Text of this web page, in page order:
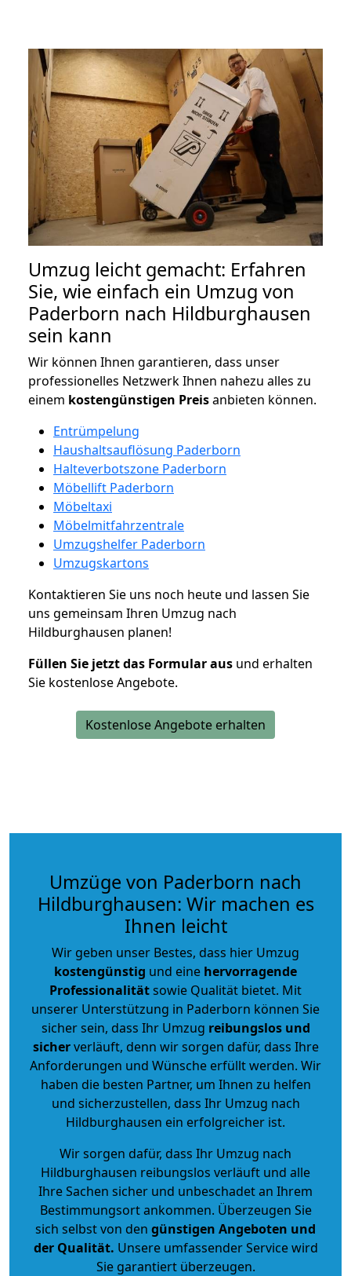
Umzug leicht gemacht: Erfahren
Sie, wie einfach ein Umzug von
Paderborn nach Hildburghausen
sein kann
Wir können Ihnen garantieren, dass unser
professionelles Netzwerk Ihnen nahezu alles zu
einem kostengünstigen Preisanbieten können.
Entrümpelung
Haushaltsauflösung Paderborn
Halteverbotszone Paderborn
Möbellift Paderborn
Möbeltaxi
Möbelmitfahrzentrale
Umzugshelfer Paderborn
Umzugskartons
Kontaktieren Sie uns noch heute und lassen Sie
uns gemeinsam Ihren Umzug nach
Hildburghausen planen!
Füllen Sie jetzt das Formular aus und erhalten
Sie kostenlose Angebote.
Kostenlose Angebote erhalten
Umzüge von Paderborn nach
Hildburghausen: Wir machen es
Ihnen leicht
Wir geben unser Bestes, dass hier Umzug
kostengünstig und eine hervorragende
Professionalitätsowie Qualität bietet. Mit
unserer Unterstützung in Paderborn können Sie
sicher sein, dass Ihr Umzug reibungslos und
sicherverläuft, denn wir sorgen dafür, dass Ihre
Anforderungen und Wünsche erfüllt werden. Wir
haben die besten Partner, um Ihnen zu helfen
und sicherzustellen, dass Ihr Umzug nach
Hildburghausen ein erfolgreicher ist.
Wir sorgen dafür, dass Ihr Umzug nach
Hildburghausen reibungslos verläuft und alle
Ihre Sachen sicher und unbeschadet an Ihrem
Bestimmungsort ankommen. Überzeugen Sie
sich selbst von den günstigen Angeboten und
der Qualität. Unsere umfassender Service wird
Sie garantiert überzeugen.